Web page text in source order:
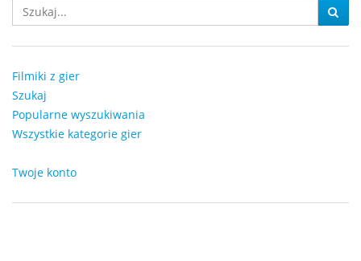
Filmiki z gier
Szukaj
Popularne wyszukiwania
Wszystkie kategorie gier
Twoje konto